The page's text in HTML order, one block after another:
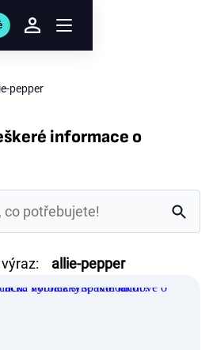
pepper
informace o
allie-pepper